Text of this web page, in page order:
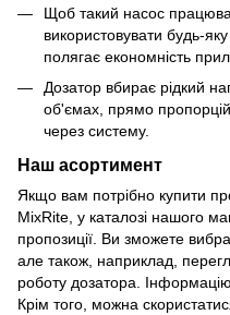
Щоб такий насос
використовувати будь-
полягає економність
Дозатор вбирає рідкий
об'ємах, прямо
через систему.
Наш асортимент
Якщо вам потрібно купити
MixRite, у каталозі нашого
пропозиції. Ви зможете
але також, наприклад,
роботу дозатора.
Крім того, можна